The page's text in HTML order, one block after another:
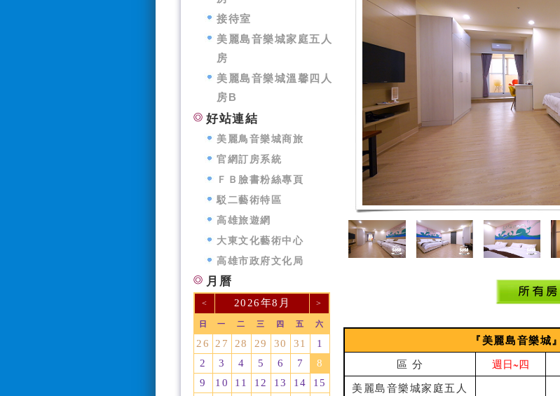
『美麗島音樂城
區 分 週日~四
美麗島音樂城家庭五人
接待室
美麗島音樂城家庭五人
房
美麗島音樂城溫馨四人
房B
好站連結
美麗鳥音樂城商旅
官網訂房系統
ＦＢ臉書粉絲專頁
駁二藝術特區
高雄旅遊網
大東文化藝術中心
高雄市政府文化局
月曆
< 2026年8月 >
日 一 二 三 四 五 六
26 27 28 29 30 31
1
2
3 4 5 6 7
8
9
10 11 12 13 14
15